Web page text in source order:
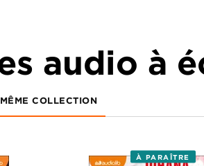
audio à
MÊME COLLECTION
À PARAÎTRE